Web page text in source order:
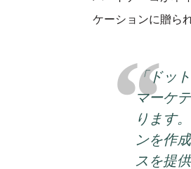
ケーションに贈ら
「ドッ
マーケ
ります
ンを作
スを提